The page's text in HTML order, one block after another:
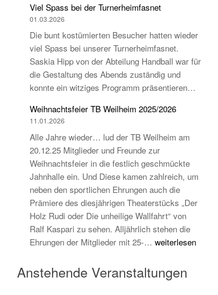
2026
–
Beständig
und
traditionell,
aber
auch
jugend-
und
Viel Spass bei der Turnerheimfasnet
01.03.2026
Die bunt kostümierten Besucher hatten wieder
viel Spass bei unserer Turnerheimfasnet.
Saskia Hipp von der Abteilung Handball war für
die Gestaltung des Abends zuständig und
konnte ein witziges Programm präsentieren…
Weihnachtsfeier TB Weilheim 2025/2026
11.01.2026
Alle Jahre wieder… lud der TB Weilheim am
20.12.25 Mitglieder und Freunde zur
Weihnachtsfeier in die festlich geschmückte
Jahnhalle ein. Und Diese kamen zahlreich, um
neben den sportlichen Ehrungen auch die
Prämiere des diesjährigen Theaterstücks „Der
Holz Rudi oder Die unheilige Wallfahrt“ von
Ralf Kaspari zu sehen. Alljährlich stehen die
Ehrungen der Mitglieder mit 25-… Weihnachtsfeier
2025/2026
weiterlesen
Anstehende Veranstaltungen